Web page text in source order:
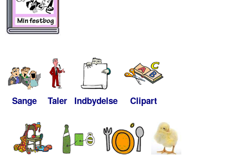
Sange Taler Indbydelse Clipart